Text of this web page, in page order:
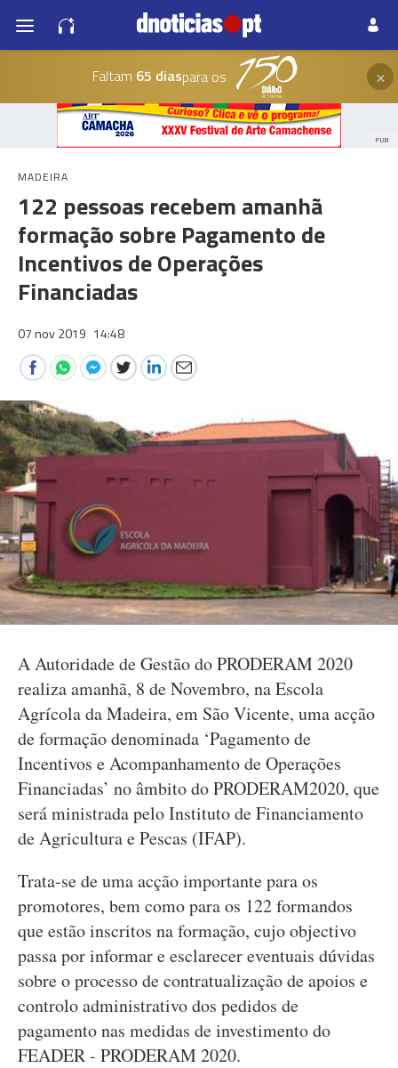
Faltam 65 diaspara os ×
PUB
MADEIRA
122 pessoas recebem amanhã
formação sobre Pagamento de
Incentivos de Operações
Financiadas
07 nov 2019 14:48
A Autoridade de Gestão do PRODERAM 2020
realiza amanhã, 8 de Novembro, na Escola
Agrícola da Madeira, em São Vicente, uma acção
de formação denominada ‘Pagamento de
Incentivos e Acompanhamento de Operações
Financiadas’ no âmbito do PRODERAM2020, que
será ministrada pelo Instituto de Financiamento
de Agricultura e Pescas (IFAP).
Trata-se de uma acção importante para os
promotores, bem como para os 122 formandos
que estão inscritos na formação, cujo objectivo
passa por informar e esclarecer eventuais dúvidas
sobre o processo de contratualização de apoios e
controlo administrativo dos pedidos de
pagamento nas medidas de investimento do
FEADER - PRODERAM 2020.